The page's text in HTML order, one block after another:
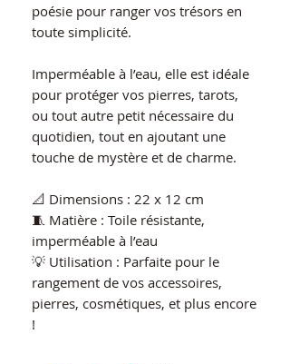
poésie pour ranger vos trésors en
toute simplicité.
Imperméable à l’eau, elle est idéale
pour protéger vos pierres, tarots,
ou tout autre petit nécessaire du
quotidien, tout en ajoutant une
touche de mystère et de charme.
📐 Dimensions : 22 x 12 cm
🧵 Matière : Toile résistante,
imperméable à l’eau
💡 Utilisation : Parfaite pour le
rangement de vos accessoires,
pierres, cosmétiques, et plus encore
!